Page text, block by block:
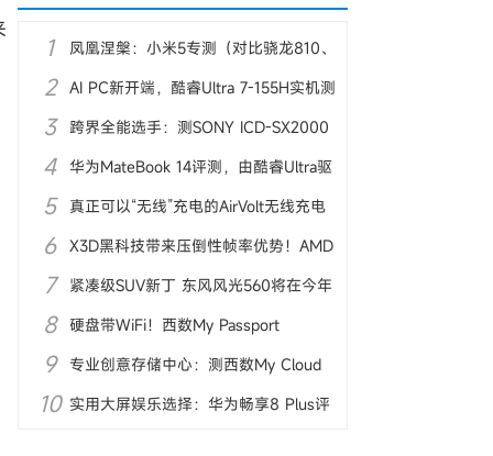
1
凤凰涅槃：小米5专测（对比骁龙810、
麒麟950）
2
AI PC新开端，酷睿Ultra 7-155H实机测
3
跨界全能选手：测SONY ICD-SX2000
录音笔
4
华为MateBook 14评测，由酷睿Ultra驱
动AI体验
5
真正可以“无线”充电的AirVolt无线充电
器亮相
6
X3D黑科技带来压倒性帧率优势！AMD
锐龙7 9800X3D首测
7
紧凑级SUV新丁 东风风光560将在今年
10月上市
8
硬盘带WiFi！西数My Passport
Wireless Pro图赏
9
专业创意存储中心：测西数My Cloud
Pro PR4100
10 实用大屏娱乐选择：华为畅享8 Plus评